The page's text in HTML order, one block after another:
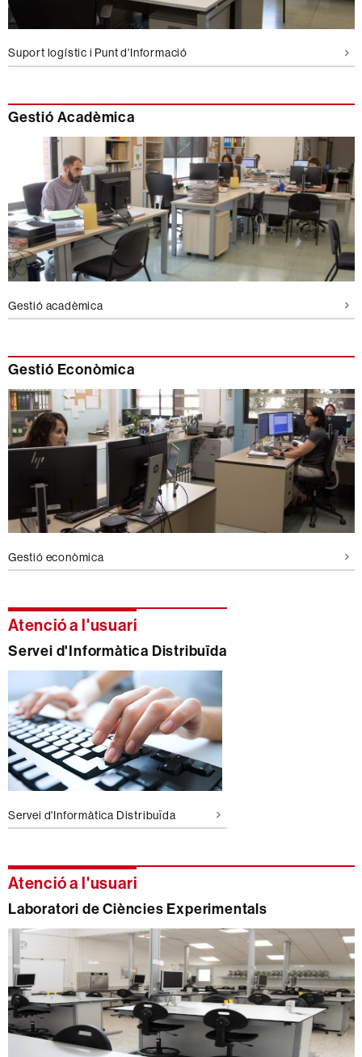
Suport logístic i Punt d'Informació
Gestió Acadèmica
Gestió acadèmica
Gestió Econòmica
Gestió econòmica
Atenció a l'usuari
Servei d'Informàtica Distribuïda
Servei d'Informàtica Distribuïda
Atenció a l'usuari
Laboratori de Ciències Experimentals